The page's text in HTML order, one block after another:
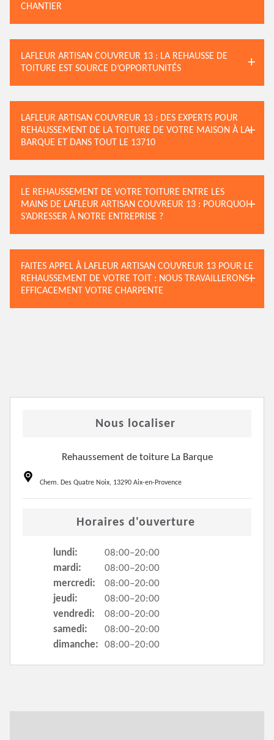
CHANTIER
LAFLEUR ARTISAN COUVREUR 13 : LA REHAUSSE DE
TOITURE EST SOURCE D’OPPORTUNITÉS
LAFLEUR ARTISAN COUVREUR 13 : DES EXPERTS POUR
REHAUSSEMENT DE LA TOITURE DE VOTRE MAISON À LA
BARQUE ET DANS TOUT LE 13710
LE REHAUSSEMENT DE VOTRE TOITURE ENTRE LES
MAINS DE LAFLEUR ARTISAN COUVREUR 13 : POURQUOI
S’ADRESSER À NOTRE ENTREPRISE ?
FAITES APPEL À LAFLEUR ARTISAN COUVREUR 13 POUR LE
REHAUSSEMENT DE VOTRE TOIT : NOUS TRAVAILLERONS
EFFICACEMENT VOTRE CHARPENTE
Nous localiser
Rehaussement de toiture La Barque
Chem. Des Quatre Noix, 13290 Aix-en-Provence
Horaires d'ouverture
lundi:
08:00–20:00
mardi:
08:00–20:00
mercredi:
08:00–20:00
jeudi:
08:00–20:00
vendredi:
08:00–20:00
samedi:
08:00–20:00
dimanche:
08:00–20:00